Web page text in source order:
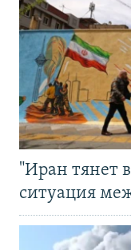
"Иран тянет
ситуация